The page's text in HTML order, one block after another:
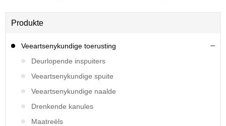
Produkte
Veeartsenykundige toerusting
Deurlopende inspuiters
Veeartsenykundige spuite
Veeartsenykundige naalde
Drenkende kanules
Maatreëls